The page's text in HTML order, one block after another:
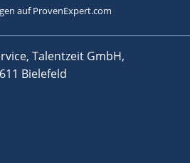
auf ProvenExpert.com
Talentzeit GmbH,
Bielefeld